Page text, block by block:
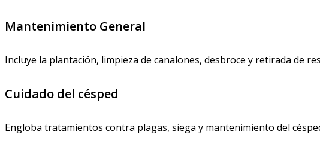
Mantenimiento General
Incluye la plantación, limpieza de canalones, desbroce y retirada de
Cuidado del césped
Engloba tratamientos contra plagas, siega y mantenimiento del